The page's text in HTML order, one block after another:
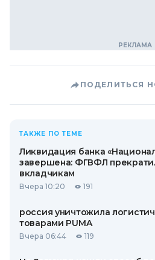
ПОДЕЛИТЬСЯ
ТАКЖЕ ПО ТЕМЕ
Ликвидация банка
завершена: ФГВФЛ
вкладчикам
Вчера 10:20 191
россия уничтожила
товарами PUMA
Вчера 06:44 119